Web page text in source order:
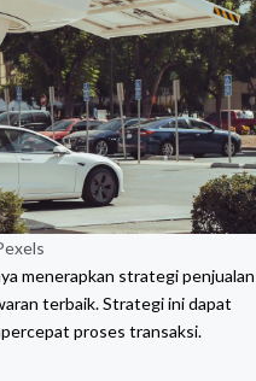
menerapkan strategi penjualan
terbaik. Strategi ini dapat
proses transaksi.